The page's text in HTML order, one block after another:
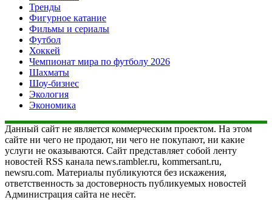
Тренды
Фигурное катание
Фильмы и сериалы
Футбол
Хоккей
Чемпионат мира по футболу 2026
Шахматы
Шоу-бизнес
Экология
Экономика
Данный сайт не является коммерческим проектом. На этом
сайте ни чего не продают, ни чего не покупают, ни какие
услуги не оказываются. Сайт представляет собой ленту
новостей RSS канала news.rambler.ru, kommersant.ru,
newsru.com. Материалы публикуются без искажения,
ответственность за достоверность публикуемых новостей
Администрация сайта не несёт.